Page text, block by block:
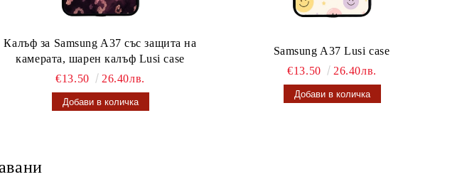
Калъф за Samsung A37 със защита на
камерата, шарен калъф Lusi case
€13.50
26.40лв.
Samsung A37 Lusi case
€13.50
26.40лв.